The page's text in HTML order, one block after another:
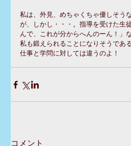
私は、外見、めちゃくちゃ優しそう
が、しかし・・・。指導を受けた生
んで、これが分からへんのーん！」
私も鍛えられることになりそうである
仕事と学問に対しては違うのよ！
コメント